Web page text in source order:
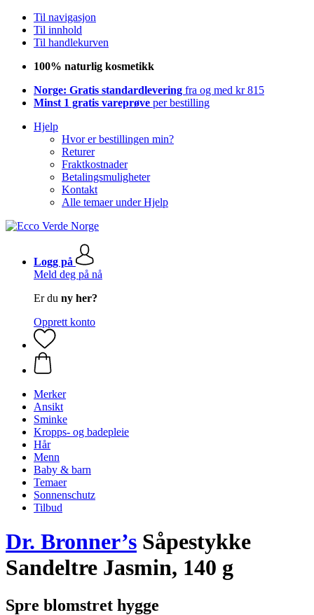
Til navigasjon
Til innhold
Til handlekurven
100% naturlig kosmetikk
Norge: Gratis standardlevering fra og med kr 815
Minst 1 gratis vareprøve per bestilling
Hjelp
Hvor er bestillingen min?
Returer
Fraktkostnader
Betalingsmuligheter
Kontakt
Alle temaer under Hjelp
Logg på
Meld deg på nå
Er du ny her?
Opprett konto
Merker
Ansikt
Sminke
Kropps- og badepleie
Hår
Menn
Baby & barn
Temaer
Sonnenschutz
Tilbud
Dr. Bronner’s Såpestykke
Sandeltre Jasmin, 140 g
Spre blomstret hygge